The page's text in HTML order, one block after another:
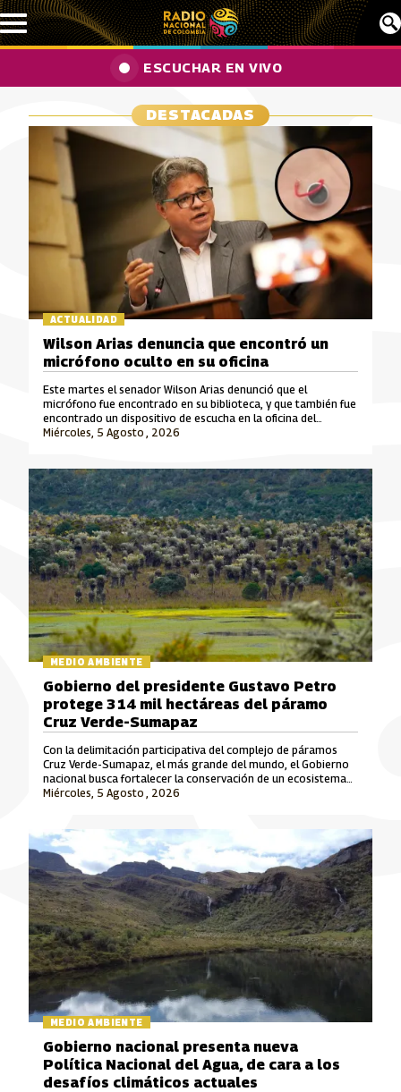
Pasar al contenido principal
ESCUCHAR EN VIVO
DESTACADAS
ACTUALIDAD
Este martes el senador Wilson Arias denunció que el
micrófono fue encontrado en su biblioteca, y que también fue
encontrado un dispositivo de escucha en la oficina del
exsenador Julián Gallo.
Miércoles, 5 Agosto , 2026
Wilson Arias denuncia que encontró un
micrófono oculto en su oficina
MEDIO AMBIENTE
Miércoles, 5 Agosto , 2026
Gobierno del presidente Gustavo Petro
protege 314 mil hectáreas del páramo
Cruz Verde-Sumapaz
Con la delimitación participativa del complejo de páramos
Cruz Verde-Sumapaz, el más grande del mundo, el Gobierno
nacional busca fortalecer la conservación de un ecosistema
estratégico para el cuidado del agua en el país.
MEDIO AMBIENTE
Gobierno nacional presenta nueva
Política Nacional del Agua, de cara a los
desafíos climáticos actuales